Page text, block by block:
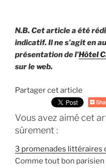
N.B. Cet article a été
indicatif. Il ne s’agit en
présentation de l’Hôtel
sur le web.
Partager cet article
Vous avez aimé cet
sûrement :
3 promenades littéraires
Comme tout bon